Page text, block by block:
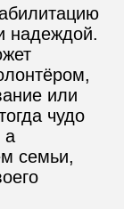
надеждой.
или
чудо
а
семьи,